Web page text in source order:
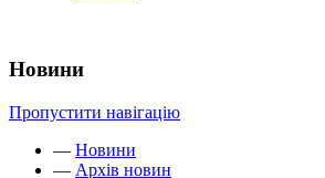
Новини
Пропустити навігацію
— Новини
— Архів новин